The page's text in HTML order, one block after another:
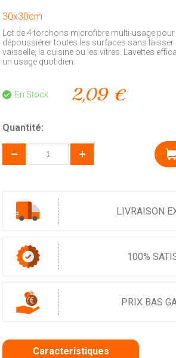
30x30cm
Lot de 4 torchons microfibre multi-usage
dépoussiérer toutes les surfaces sans laisser
vaisselle, la cuisine ou les vitres. Lavettes
un usage quotidien.
En Stock 2,09 €
Quantité:
LIVRAISON
100%
PRIX BAS
Caracteristiques